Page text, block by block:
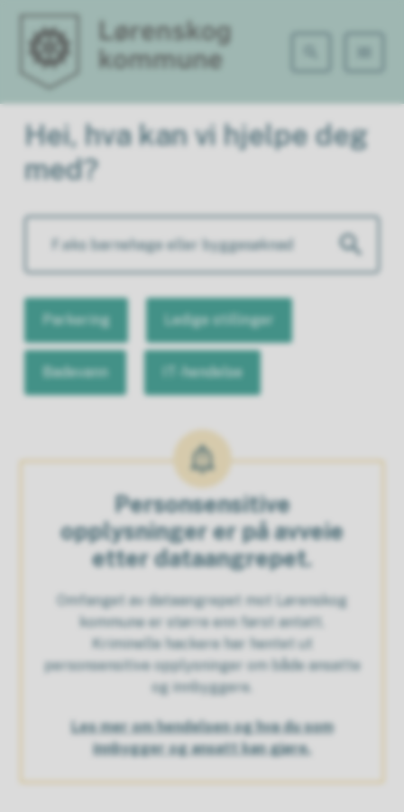
Lørenskog kommune
Lørenskog kommune
Hei, hva kan vi hjelpe deg
med?
Parkering Ledige stillinger
Badevann IT-hendelse
Personsensitive
opplysninger er på avveie
etter dataangrepet.
Omfanget av dataangrepet mot Lørenskog
kommune er større enn først antatt.
Kriminelle hackere har hentet ut
personsensitive opplysninger om både ansatte
og innbyggere.
Les mer om hendelsen og hva du som
innbygger og ansatt kan gjøre.